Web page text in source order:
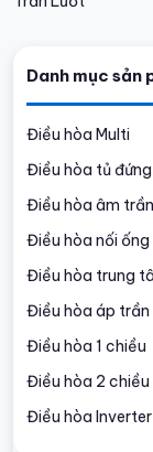
Danh mục sản
Điều hòa Multi
Điều hòa tủ đứng
Điều hòa âm trần
Điều hòa nối ống
Điều hòa trung
Điều hòa áp trần
Điều hòa 1 chiều
Điều hòa 2 chiều
Điều hòa Inverter